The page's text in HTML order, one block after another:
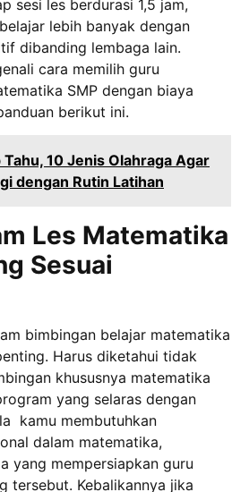
sesi les berdurasi 1,5 jam,
lebih banyak dengan
dibanding lembaga lain.
cara memilih guru
SMP dengan biaya
berikut ini.
Tahu, 10 Jenis Olahraga Agar
dengan Rutin Latihan
Les Matematika
Sesuai
bimbingan belajar matematika
Harus diketahui tidak
khususnya matematika
yang selaras dengan
kamu membutuhkan
dalam matematika,
yang mempersiapkan guru
tersebut. Kebalikannya jika